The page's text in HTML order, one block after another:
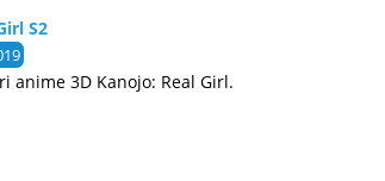
S2
anime 3D Kanojo: Real Girl.